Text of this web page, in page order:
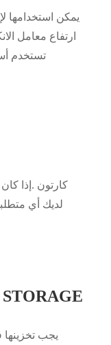
ارتفاع معامل
تستخدم
لديك أي
diphenylsilane غليكول STORAGE